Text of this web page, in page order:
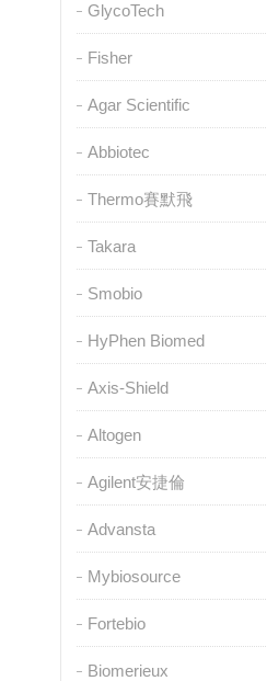
GlycoTech
Fisher
Agar Scientific
Abbiotec
Thermo賽默飛
Takara
Smobio
HyPhen Biomed
Axis-Shield
Altogen
Agilent安捷倫
Advansta
Mybiosource
Fortebio
Biomerieux